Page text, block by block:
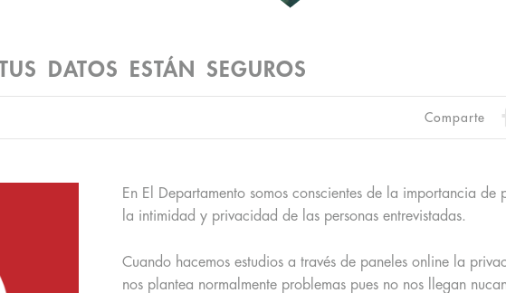
DATOS ESTÁN SEGUROS
Comparte
En El Departamento somos conscientes de la importancia de
la intimidad y privacidad de las personas entrevistadas.
Cuando hacemos estudios a través de paneles online la
nos plantea normalmente problemas pues no nos llegan